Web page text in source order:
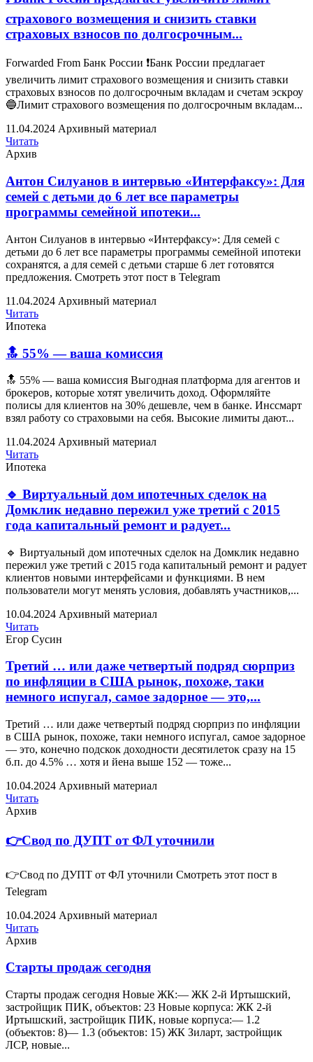
страхового возмещения и снизить ставки
страховых взносов по долгосрочным...
Forwarded From Банк России ❗️Банк России предлагает
увеличить лимит страхового возмещения и снизить ставки
страховых взносов по долгосрочным вкладам и счетам эскроу
🔵Лимит страхового возмещения по долгосрочным вкладам...
11.04.2024 Архивный материал
Читать
Архив
Антон Силуанов в интервью «Интерфаксу»: Для
семей с детьми до 6 лет все параметры
программы семейной ипотеки...
Антон Силуанов в интервью «Интерфаксу»: Для семей с
детьми до 6 лет все параметры программы семейной ипотеки
сохранятся, а для семей с детьми старше 6 лет готовятся
предложения. Смотреть этот пост в Telegram
11.04.2024 Архивный материал
Читать
Ипотека
🔝 55% — ваша комиссия
🔝 55% — ваша комиссия Выгодная платформа для агентов и
брокеров, которые хотят увеличить доход. Оформляйте
полисы для клиентов на 30% дешевле, чем в банке. Инссмарт
взял работу со страховыми на себя. Высокие лимиты дают...
11.04.2024 Архивный материал
Читать
Ипотека
🔹 Виртуальный дом ипотечных сделок на
Домклик недавно пережил уже третий с 2015
года капитальный ремонт и радует...
🔹 Виртуальный дом ипотечных сделок на Домклик недавно
пережил уже третий с 2015 года капитальный ремонт и радует
клиентов новыми интерфейсами и функциями. В нем
пользователи могут менять условия, добавлять участников,...
10.04.2024 Архивный материал
Читать
Егор Сусин
Третий … или даже четвертый подряд сюрприз
по инфляции в США рынок, похоже, таки
немного испугал, самое задорное — это,...
Третий … или даже четвертый подряд сюрприз по инфляции
в США рынок, похоже, таки немного испугал, самое задорное
— это, конечно подскок доходности десятилеток сразу на 15
б.п. до 4.5% … хотя и йена выше 152 — тоже...
10.04.2024 Архивный материал
Читать
Архив
👉Свод по ДУПТ от ФЛ уточнили
👉Свод по ДУПТ от ФЛ уточнили Смотреть этот пост в
Telegram
10.04.2024 Архивный материал
Читать
Архив
Старты продаж сегодня
Старты продаж сегодня Новые ЖК:— ЖК 2-й Иртышский,
застройщик ПИК, объектов: 23 Новые корпуса: ЖК 2-й
Иртышский, застройщик ПИК, новые корпуса:— 1.2
(объектов: 8)— 1.3 (объектов: 15) ЖК Зиларт, застройщик
ЛСР, новые...